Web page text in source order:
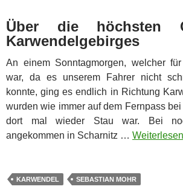
Über die höchsten
Karwendelgebirges
An einem Sonntagmorgen, welcher
war, da es unserem Fahrer nicht
konnte, ging es endlich in Richtung
wurden wie immer auf dem Fernpass
dort mal wieder Stau war.
Bei
angekommen in Scharnitz … Weiterlesen
KARWENDEL SEBASTIAN MOHR